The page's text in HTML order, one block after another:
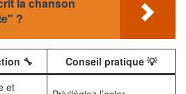
?
🔧 Conseil pratique 💡
et